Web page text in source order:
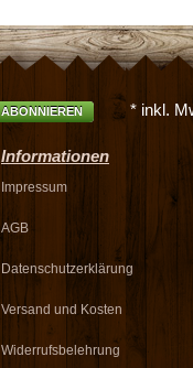
ABONNIEREN * inkl.
Informationen
Impressum
AGB
Datenschutzerklärung
Versand und Kosten
Widerrufsbelehrung